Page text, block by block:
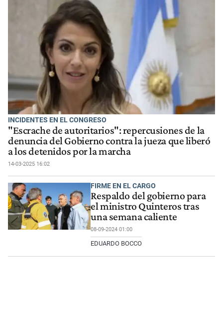
INCIDENTES EN EL CONGRESO
"Escrache de autoritarios": repercusiones de la
denuncia del Gobierno contra la jueza que liberó
a los detenidos por la marcha
14-03-2025 16:02
FIRME EN EL CARGO
Respaldo del gobierno para
el ministro Quinteros tras
una semana caliente
08-09-2024 01:00
EDUARDO BOCCO